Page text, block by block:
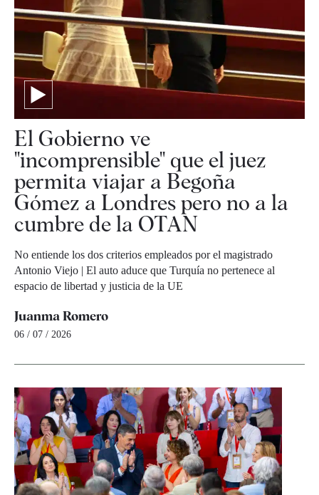
El Gobierno ve
"incomprensible" que el juez
permita viajar a Begoña
Gómez a Londres pero no a la
cumbre de la OTAN
No entiende los dos criterios empleados por el magistrado
Antonio Viejo | El auto aduce que Turquía no pertenece al
espacio de libertad y justicia de la UE
Juanma Romero
06 / 07 / 2026